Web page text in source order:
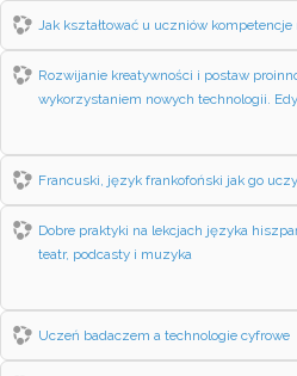
Jak kształtować u uczniów
Rozwijanie kreatywności i postaw
wykorzystaniem nowych technologii.
Francuski, język frankofoński jak go
Dobre praktyki na lekcjach języka
teatr, podcasty i muzyka
Uczeń badaczem a technologie cyfrowe